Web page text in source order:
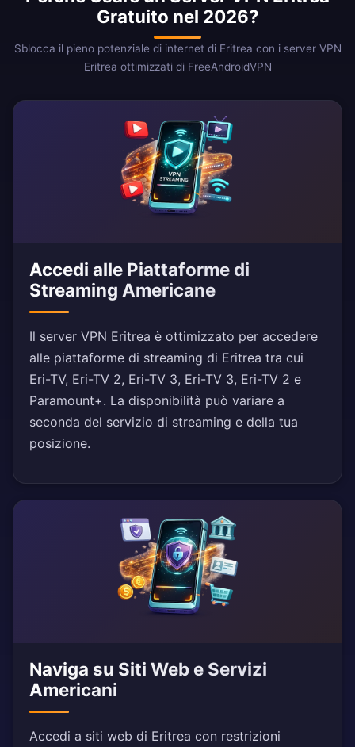
Gratuito nel 2026?
Sblocca il pieno potenziale di internet di Eritrea con i server VPN
Eritrea ottimizzati di FreeAndroidVPN
Accedi alle Piattaforme di
Streaming Americane
Il server VPN Eritrea è ottimizzato per accedere
alle piattaforme di streaming di Eritrea tra cui
Eri-TV, Eri-TV 2, Eri-TV 3, Eri-TV 3, Eri-TV 2 e
Paramount+. La disponibilità può variare a
seconda del servizio di streaming e della tua
posizione.
Naviga su Siti Web e Servizi
Americani
Accedi a siti web di Eritrea con restrizioni